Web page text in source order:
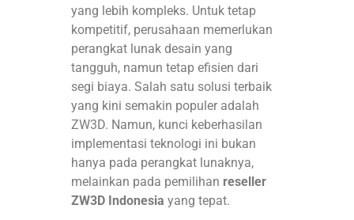
yang lebih kompleks. Untuk tetap
kompetitif, perusahaan memerlukan
perangkat lunak desain yang
tangguh, namun tetap efisien dari
segi biaya. Salah satu solusi terbaik
yang kini semakin populer adalah
ZW3D. Namun, kunci keberhasilan
implementasi teknologi ini bukan
hanya pada perangkat lunaknya,
melainkan pada pemilihan reseller
ZW3D Indonesia yang tepat.